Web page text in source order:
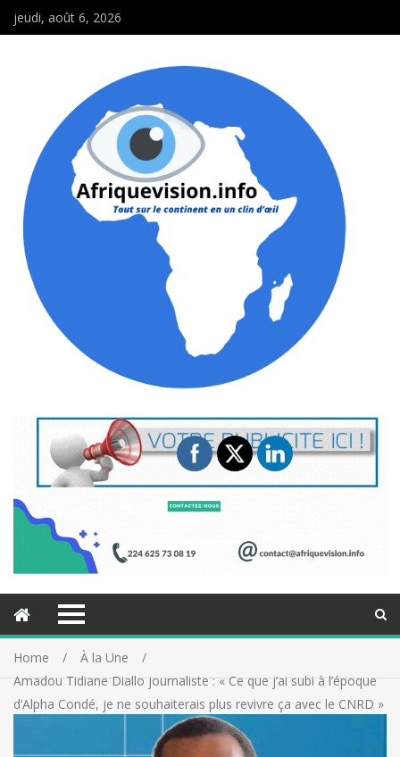
jeudi, août 6, 2026
Home
À la Une
Amadou Tidiane Diallo journaliste : « Ce que j’ai subi à l’époque
d’Alpha Condé, je ne souhaiterais plus revivre ça avec le CNRD »